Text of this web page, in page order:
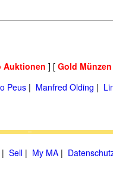
Auktionen ] [ Gold
Peus | Manfred Olding |
| Sell | My MA |